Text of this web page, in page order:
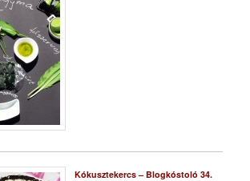
Kókusztekercs – Blogkóstoló 34.